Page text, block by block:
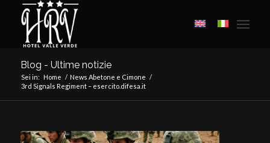
Blog - Ultime notizie
Sei in: Home / News Abetone e Cimone /
3rd Signals Regiment – esercito.difesa.it